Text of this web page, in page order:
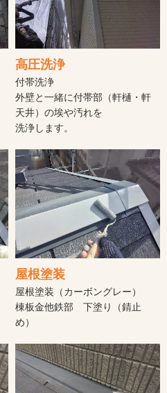
高圧洗浄
付帯洗浄
外壁と一緒に付帯部（軒樋・軒
天井）の埃や汚れを
洗浄します。
屋根塗装
屋根塗装（カーボングレー）
棟板金他鉄部 下塗り（錆止
め）